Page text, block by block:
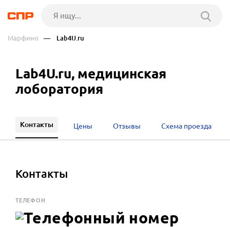
Марфино — Lab4U.ru
Lab4U.ru, медицинская
лоборатория
Контакты Цены Отзывы Схема проезда
Контакты
ТЕЛЕФОН